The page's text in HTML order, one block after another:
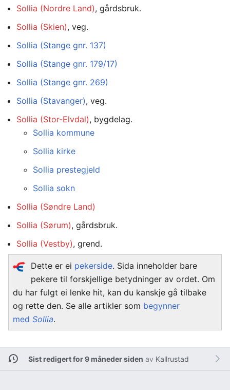
Sollia (Nordre Land), gårdsbruk.
Sollia (Skien), veg.
Sollia (Stange gnr. 137)
Sollia (Stange gnr. 179/17)
Sollia (Stange gnr. 269)
Sollia (Stavanger), veg.
Sollia (Stor-Elvdal), bygdelag.
Sollia kommune
Sollia kirke
Sollia prestegjeld
Sollia sokn
Sollia (Søndre Land)
Sollia (Sørum), gårdsbruk.
Sollia (Vestby), grend.
Dette er ei pekerside. Sida inneholder bare
pekere til forskjellige betydninger av ordet. Om
du har fulgt ei lenke hit, kan du kanskje gå tilbake
og rette den. Se alle artikler som begynner
med Sollia.
Sist redigert for 9 måneder siden av Kallrustad